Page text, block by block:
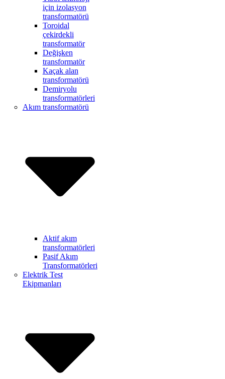
için izolasyon
transformatörü
Toroidal
çekirdekli
transformatör
Değişken
transformatör
Kaçak alan
transformatörü
Demiryolu
transformatörleri
Akım transformatörü
Aktif akım
transformatörleri
Pasif Akım
Transformatörleri
Elektrik Test
Ekipmanları